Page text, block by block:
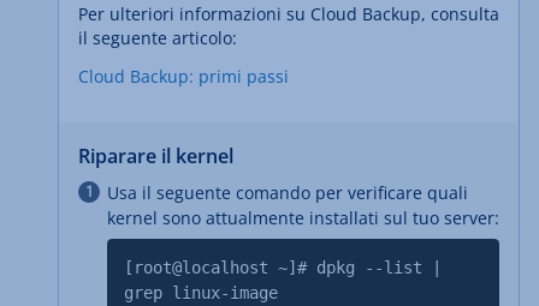
Per ulteriori informazioni su Cloud Backup, consulta
il seguente articolo:
Cloud Backup: primi passi
Riparare il kernel
Usa il seguente comando per verificare quali
kernel sono attualmente installati sul tuo server:
[root@localhost ~]# dpkg --list |
grep linux-image